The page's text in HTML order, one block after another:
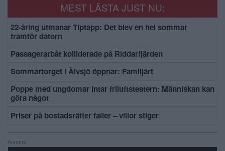
MEST LÄSTA JUST NU:
22-åring utmanar Tiptapp: Det blev en hel sommar
framför datorn
Passagerarbåt kolliderade på Riddarfjärden
Sommartorget i Älvsjö öppnar: Familjärt
Poppe med ungdomar intar friluftsteatern: Människan kan
göra något
Priser på bostadsrätter faller – villor stiger
Annons: